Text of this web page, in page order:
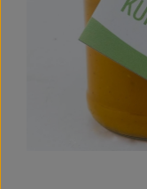
Angebote & Neues
Naturwaren
Vorratskammer